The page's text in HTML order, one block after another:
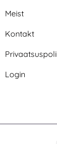
Meist
Kontakt
Login